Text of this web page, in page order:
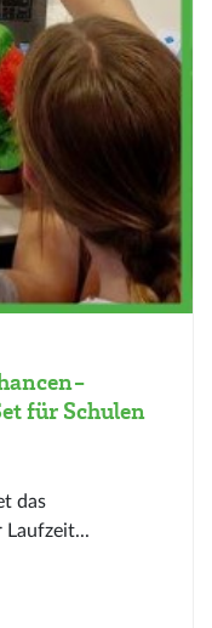
für Schulen
das
Laufzeit...